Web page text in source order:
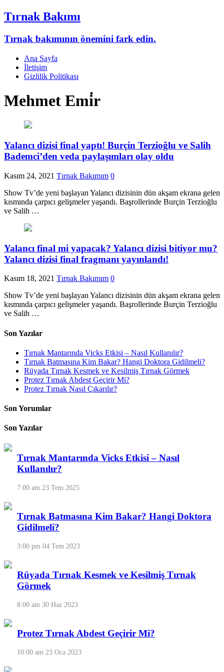
Tırnak Bakımı
Tırnak bakımının önemini fark edin.
Ana Sayfa
İletişim
Gizlilik Politikası
Mehmet Emi̇r
Yalancı dizisi final yaptı! Burçin Terzioğlu ve Salih
Bademci’den veda paylaşımları olay oldu
Kasım 24, 2021 Tırnak Bakımım 0
Show Tv’de yeni başlayan Yalancı dizisinin dün akşam ekrana gelen
kısmında çarpıcı gelişmeler yaşandı. Başrollerinde Burçin Terzioğlu
ve Salih …
Yalancı final mi yapacak? Yalancı dizisi bitiyor mu?
Yalancı dizisi final fragmanı yayınlandı!
Kasım 18, 2021 Tırnak Bakımım 0
Show Tv’de yeni başlayan Yalancı dizisinin dün akşam ekrana gelen
kısmında çarpıcı gelişmeler yaşandı. Başrollerinde Burçin Terzioğlu
ve Salih …
Son Yazılar
Tırnak Mantarında Vicks Etkisi – Nasıl Kullanılır?
Tırnak Batmasına Kim Bakar? Hangi Doktora Gidilmeli?
Rüyada Tırnak Kesmek ve Kesilmiş Tırnak Görmek
Protez Tırnak Abdest Geçirir Mi?
Protez Tırnak Nasıl Çıkarılır?
Son Yorumlar
Son Yazılar
Tırnak Mantarında Vicks Etkisi – Nasıl
Kullanılır?
7:00 am 23 Tem 2025
Tırnak Batmasına Kim Bakar? Hangi Doktora
Gidilmeli?
3:00 pm 04 Tem 2023
Rüyada Tırnak Kesmek ve Kesilmiş Tırnak
Görmek
8:00 am 30 Haz 2023
Protez Tırnak Abdest Geçirir Mi?
10:00 am 23 Oca 2023